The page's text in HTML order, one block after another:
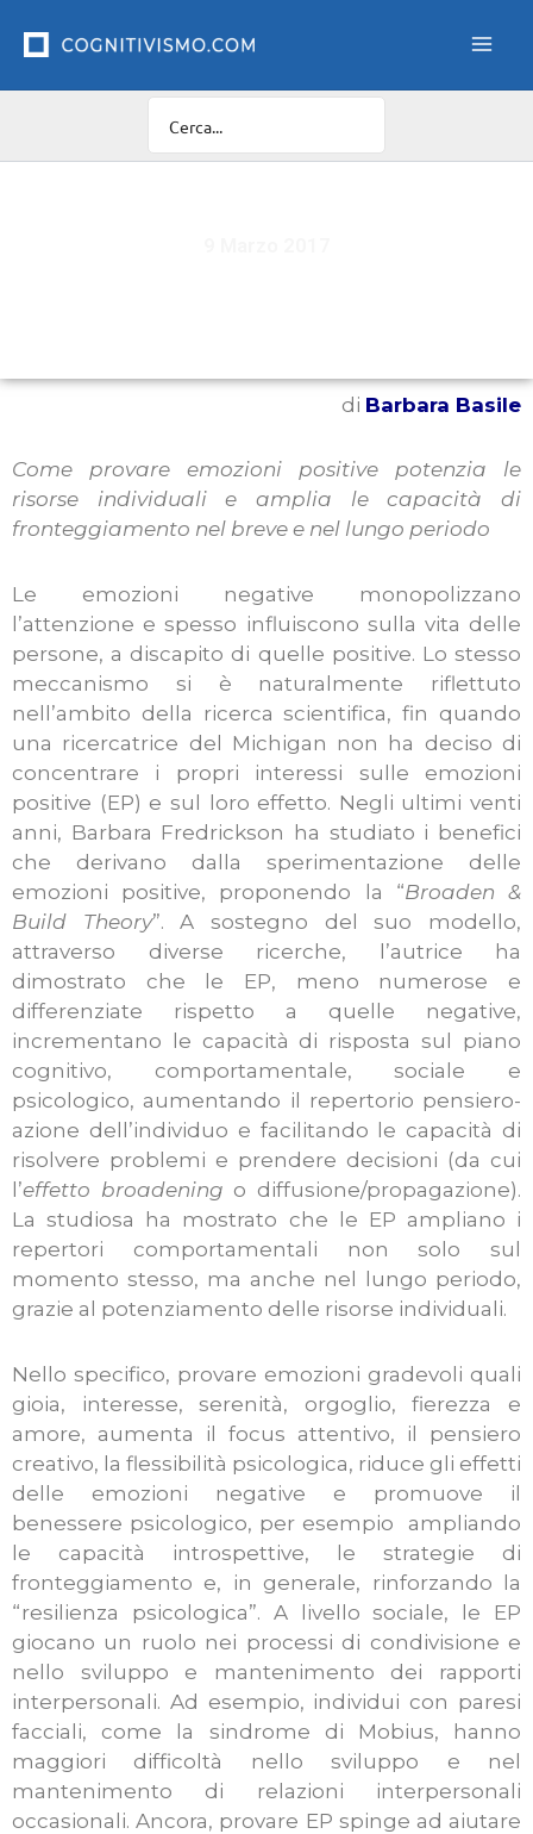
di Barbara Basile
Come provare emozioni positive potenzia le
risorse individuali e amplia le capacità di
fronteggiamento nel breve e nel lungo periodo
Le emozioni negative monopolizzano
l’attenzione e spesso influiscono sulla vita delle
persone, a discapito di quelle positive. Lo stesso
meccanismo si è naturalmente riflettuto
nell’ambito della ricerca scientifica, fin quando
una ricercatrice del Michigan non ha deciso di
concentrare i propri interessi sulle emozioni
positive (EP) e sul loro effetto. Negli ultimi venti
anni, Barbara Fredrickson ha studiato i benefici
che derivano dalla sperimentazione delle
emozioni positive, proponendo la “Broaden &
Build Theory”. A sostegno del suo modello,
attraverso diverse ricerche, l’autrice ha
dimostrato che le EP, meno numerose e
differenziate rispetto a quelle negative,
incrementano le capacità di risposta sul piano
cognitivo, comportamentale, sociale e
psicologico, aumentando il repertorio pensiero-
azione dell’individuo e facilitando le capacità di
risolvere problemi e prendere decisioni (da cui
l’effetto broadening o diffusione/propagazione).
La studiosa ha mostrato che le EP ampliano i
repertori comportamentali non solo sul
momento stesso, ma anche nel lungo periodo,
grazie al potenziamento delle risorse individuali.
Nello specifico, provare emozioni gradevoli quali
gioia, interesse, serenità, orgoglio, fierezza e
amore, aumenta il focus attentivo, il pensiero
creativo, la flessibilità psicologica, riduce gli effetti
delle emozioni negative e promuove il
benessere psicologico, per esempio ampliando
le capacità introspettive, le strategie di
fronteggiamento e, in generale, rinforzando la
“resilienza psicologica”. A livello sociale, le EP
giocano un ruolo nei processi di condivisione e
nello sviluppo e mantenimento dei rapporti
interpersonali. Ad esempio, individui con paresi
facciali, come la sindrome di Mobius, hanno
maggiori difficoltà nello sviluppo e nel
mantenimento di relazioni interpersonali
occasionali. Ancora, provare EP spinge ad aiutare